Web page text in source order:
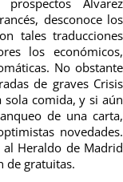
desconoce los
tales traducciones
los económicos,
No obstante
de graves Crisis
sola comida, y si aún
de una carta,
novedades.
al Heraldo de Madrid
de gratuitas.